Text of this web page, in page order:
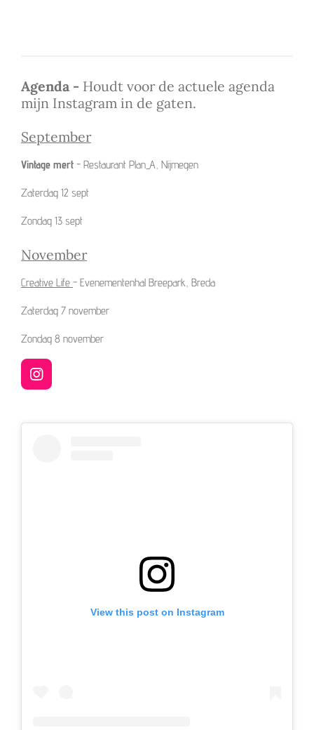
Agenda - Houdt voor de actuele agenda
mijn Instagram in de gaten.
September
Vintage mert - Restaurant Plan_A, Nijmegen
Zaterdag 12 sept
Zondag 13 sept
November
Creative Life - Evenementenhal Breepark, Breda
Zaterdag 7 november
Zondag 8 november
I
n
t
View this post on Instagram